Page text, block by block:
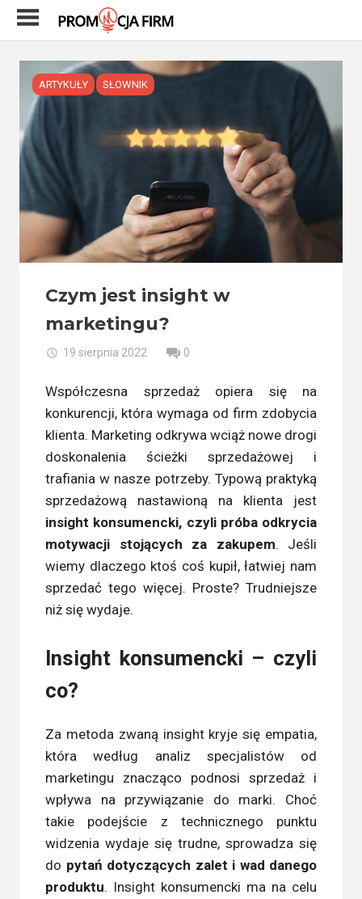
Skip
ARTYKUŁY SŁOWNIK
Czym jest insight w
marketingu?
19 sierpnia 2022 0
Współczesna sprzedaż opiera się na
konkurencji, która wymaga od firm zdobycia
klienta. Marketing odkrywa wciąż nowe drogi
doskonalenia ścieżki sprzedażowej i
trafiania w nasze potrzeby. Typową praktyką
sprzedażową nastawioną na klienta jest
insight konsumencki, czyli próba odkrycia
motywacji stojących za zakupem. Jeśli
wiemy dlaczego ktoś coś kupił, łatwiej nam
sprzedać tego więcej. Proste? Trudniejsze
niż się wydaje.
Insight konsumencki – czyli
co?
Za metoda zwaną insight kryje się empatia,
która według analiz specjalistów od
marketingu znacząco podnosi sprzedaż i
wpływa na przywiązanie do marki. Choć
takie podejście z technicznego punktu
widzenia wydaje się trudne, sprowadza się
do pytań dotyczących zalet i wad danego
produktu. Insight konsumencki ma na celu